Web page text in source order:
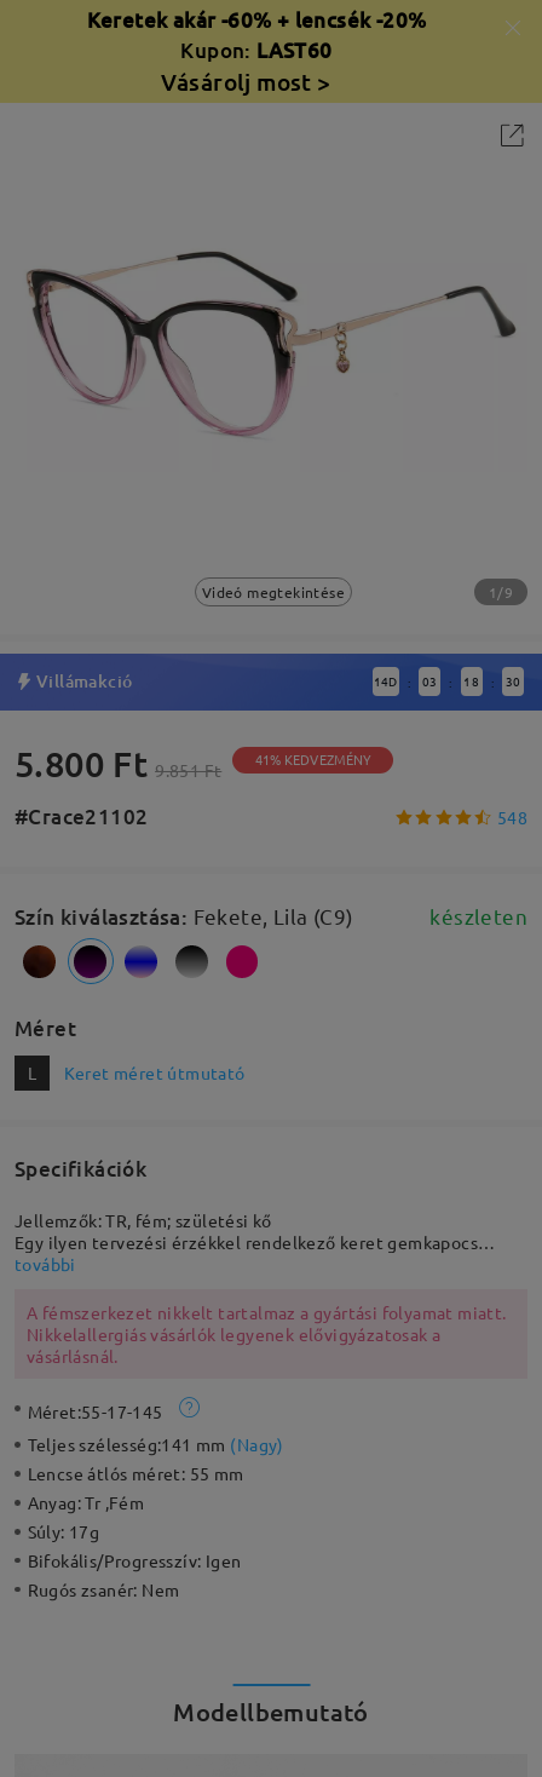
Keretek akár -60% + lencsék -20%
Kupon: LAST60
Vásárolj most >
Videó megtekintése 1/9
Villámakció 14D : 03 : 18 : 29
5.800 Ft 9.851 Ft 41% KEDVEZMÉNY
#Crace21102 548
Szín kiválasztása: Fekete, Lila (C9) készleten
Méret
L Keret méret útmutató
Specifikációk
Jellemzők: TR, fém; születési kő
Egy ilyen tervezési érzékkel rendelkező keret gemkapocs
függővel figyelemfelkeltő és avantgárd. Az arany fém macska
csodálatos keretnek. Kötelező kiegészítő azok számára, akik
szeretnének feltűnő és tartós benyomást kelteni.
további
A fémszerkezet nikkelt tartalmaz a gyártási folyamat miatt.
Nikkelallergiás vásárlók legyenek elővigyázatosak a
vásárlásnál.
Méret:55-17-145
Teljes szélesség:141 mm (Nagy)
Lencse átlós méret: 55 mm
Anyag:Tr ,Fém
Súly: 17g
Bifokális/Progresszív: Igen
Rugós zsanér: Nem
Modellbemutató